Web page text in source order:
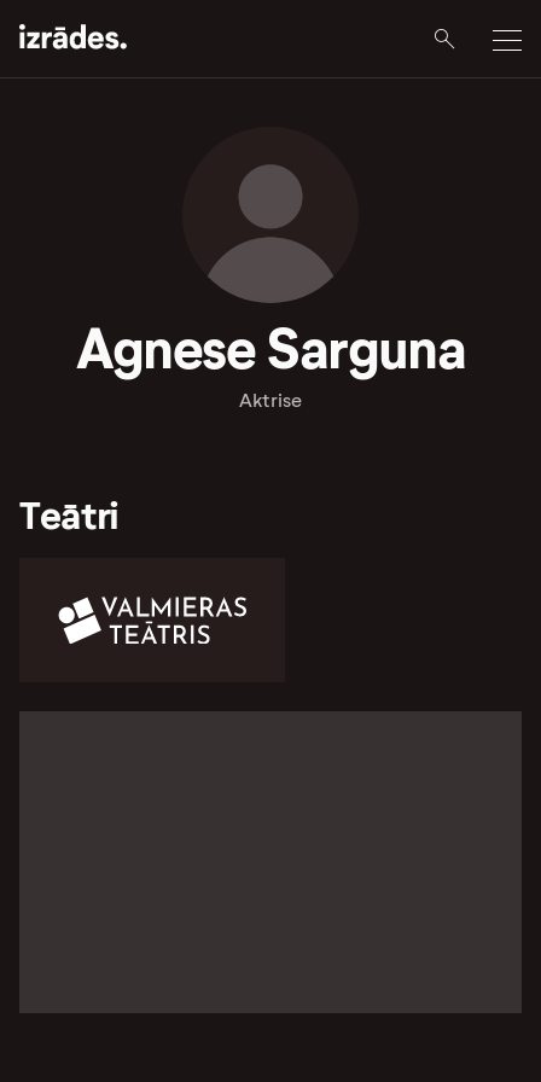
Agnese Sarguna
Aktrise
Teātri